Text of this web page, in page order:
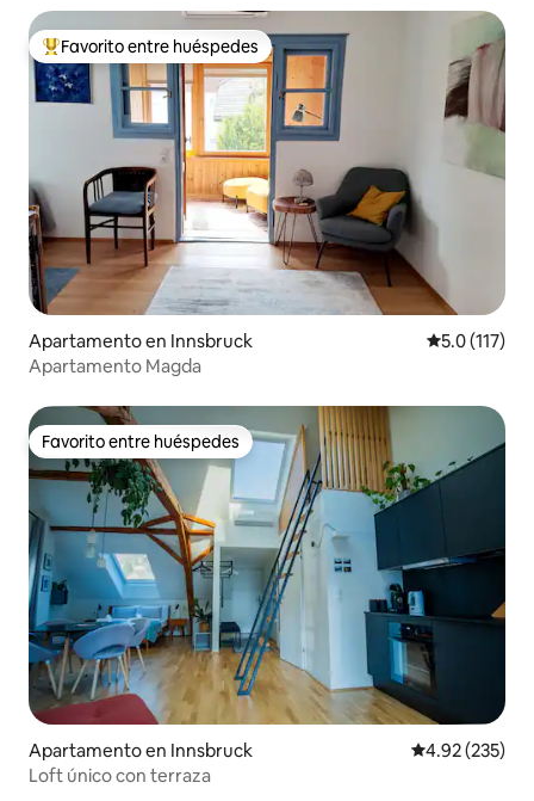
Favorito entre huéspedes preferido
Favorito entre huéspedes
Apartamento en Innsbruck Calificación
5.0 (117)
Apartamento Magda
Favorito entre huéspedes
Favorito entre huéspedes
Apartamento en Innsbruck Calificación
4.92 (235)
Loft único con terraza